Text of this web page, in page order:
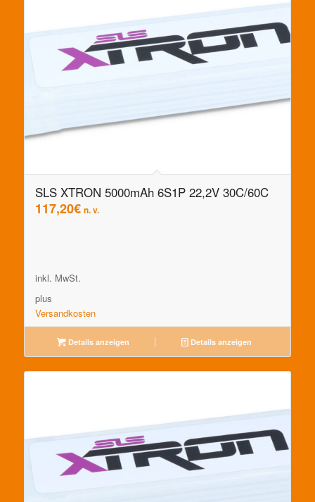
SLS XTRON 5000mAh 6S1P 22,2V 30C/60C
117,20€ n. v.
inkl. MwSt.
plus
Versandkosten
Details anzeigen Details anzeigen